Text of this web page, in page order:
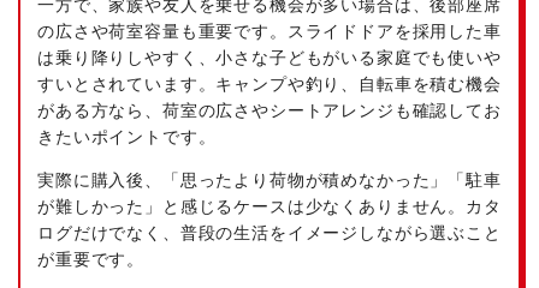
一方で、家族や友人を乗せる機会が多い場合は、後部座席
の広さや荷室容量も重要です。スライドドアを採用した車
は乗り降りしやすく、小さな子どもがいる家庭でも使いや
すいとされています。キャンプや釣り、自転車を積む機会
がある方なら、荷室の広さやシートアレンジも確認してお
きたいポイントです。
実際に購入後、「思ったより荷物が積めなかった」「駐車
が難しかった」と感じるケースは少なくありません。カタ
ログだけでなく、普段の生活をイメージしながら選ぶこと
が重要です。